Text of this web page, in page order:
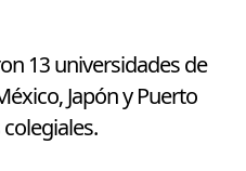
13 universidades de
Japón y Puerto